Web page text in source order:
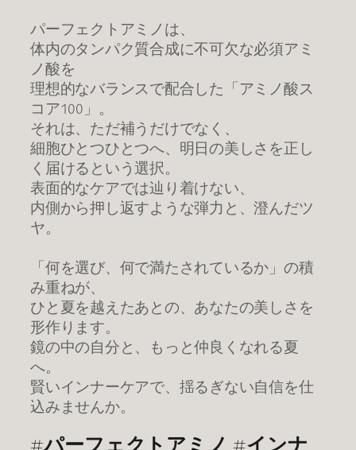
パーフェクトアミノは、
体内のタンパク質合成に不可欠な必須アミ
ノ酸を
理想的なバランスで配合した「アミノ酸ス
コア100」。
それは、ただ補うだけでなく、
細胞ひとつひとつへ、明日の美しさを正し
く届けるという選択。
表面的なケアでは辿り着けない、
内側から押し返すような弾力と、澄んだツ
ヤ。
「何を選び、何で満たされているか」の積
み重ねが、
ひと夏を越えたあとの、あなたの美しさを
形作ります。
鏡の中の自分と、もっと仲良くなれる夏
へ。
賢いインナーケアで、揺るぎない自信を仕
込みませんか。
#パーフェクトアミノ #インナ